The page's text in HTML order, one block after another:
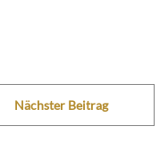
Nächster Beitrag